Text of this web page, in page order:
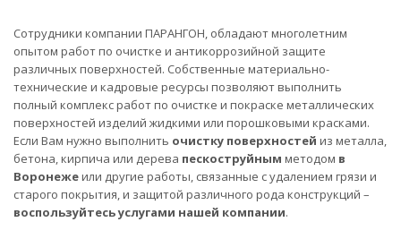
Сотрудники компании ПАРАНГОН, обладают многолетним
опытом работ по очистке и антикоррозийной защите
различных поверхностей. Собственные материально-
технические и кадровые ресурсы позволяют выполнить
полный комплекс работ по очистке и покраске металлических
поверхностей изделий жидкими или порошковыми красками.
Если Вам нужно выполнить очистку поверхностей из металла,
бетона, кирпича или дерева пескоструйным методом в
Воронежеили другие работы, связанные с удалением грязи и
старого покрытия, и защитой различного рода конструкций –
воспользуйтесь услугами нашей компании.